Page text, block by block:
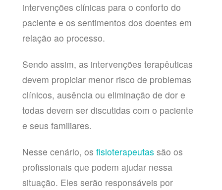
intervenções clínicas para o conforto do
paciente e os sentimentos dos doentes em
relação ao processo.
Sendo assim, as intervenções terapêuticas
devem propiciar menor risco de problemas
clínicos, ausência ou eliminação de dor e
todas devem ser discutidas com o paciente
e seus familiares.
Nesse cenário, os fisioterapeutas são os
profissionais que podem ajudar nessa
situação. Eles serão responsáveis por